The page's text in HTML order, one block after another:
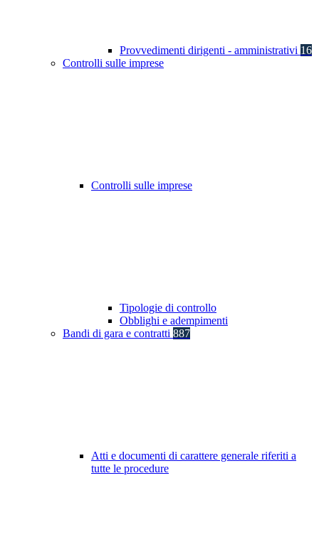
Provvedimenti dirigenti - amministrativi 16
Controlli sulle imprese
Controlli sulle imprese
Tipologie di controllo
Obblighi e adempimenti
Bandi di gara e contratti 887
Atti e documenti di carattere generale riferiti a
tutte le procedure